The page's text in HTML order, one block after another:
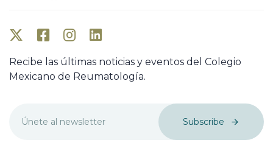
Recibe las últimas noticias y eventos del Colegio
Mexicano de Reumatología.
Subscribe